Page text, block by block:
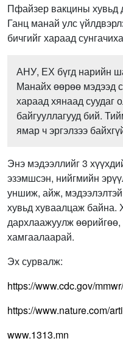
Пфайзер вакцины хувьд
Ганц манай улс
бичгийг хараад
АНУ, ЕХ бүгд нарийн
Манайх өөрөө мэдээд
хараад хянаад суудаг
байгууллагууд бий.
ямар ч эргэлзээ
Энэ мэдээллийг 3
эзэмшсэн, нийгмийн
уншиж, айж, мэдээлэлтэй
хувьд хуваалцаж байна.
дархлаажуулж өөрийгөө,
хамгаалаарай.
Эх сурвалж:
https://www.cdc.gov/
https://www.nature.com/
www.1313.mn